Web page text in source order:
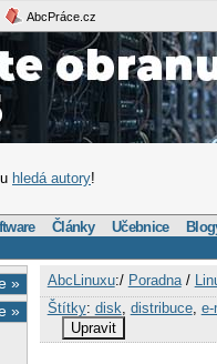
AbcPráce.cz
hledá autory!
Články Učebnice
»
»
AbcLinuxu:/ Poradna/
Štítky: disk distribuce, e-
Upravit